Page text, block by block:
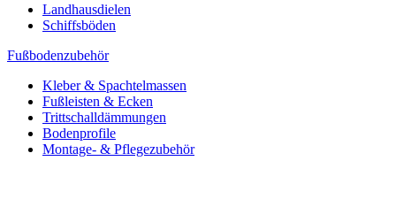
Landhausdielen
Schiffsböden
Fußbodenzubehör
Kleber & Spachtelmassen
Fußleisten & Ecken
Trittschalldämmungen
Bodenprofile
Montage- & Pflegezubehör